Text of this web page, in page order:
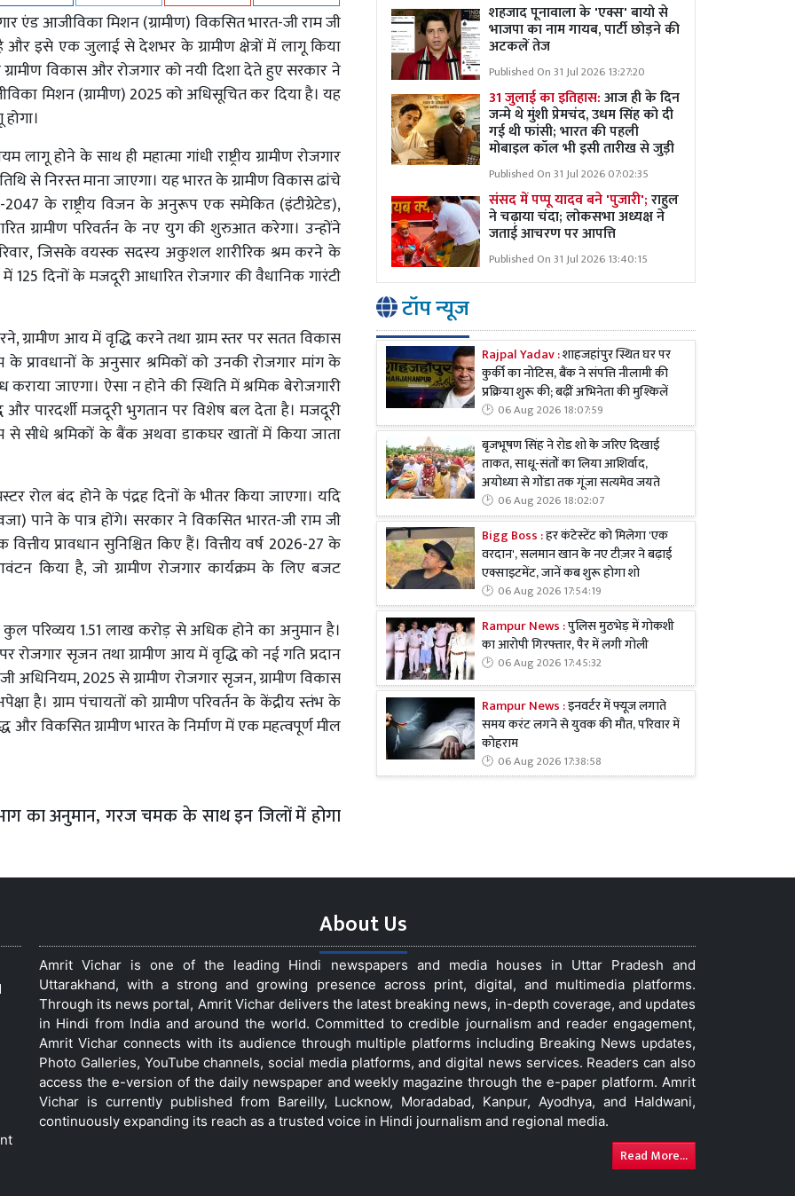
एंड आजीविका मिशन (ग्रामीण) विकसित भारत-जी राम जी
इसे एक जुलाई से देशभर के ग्रामीण क्षेत्रों में लागू किया
विकास और रोजगार को नयी दिशा देते हुए सरकार ने
मिशन (ग्रामीण) 2025 को अधिसूचित कर दिया है। यह
होने के साथ ही महात्मा गांधी राष्ट्रीय ग्रामीण रोजगार
से निरस्त माना जाएगा। यह भारत के ग्रामीण विकास ढांचे
के राष्ट्रीय विजन के अनुरूप एक समेकित (इंटीग्रेटेड),
ग्रामीण परिवर्तन के नए युग की शुरुआत करेगा। उन्होंने
जिसके वयस्क सदस्य अकुशल शारीरिक श्रम करने के
125 दिनों के मजदूरी आधारित रोजगार की वैधानिक गारंटी
ग्रामीण आय में वृद्धि करने तथा ग्राम स्तर पर सतत विकास
प्रावधानों के अनुसार श्रमिकों को उनकी रोजगार मांग के
जाएगा। ऐसा न होने की स्थिति में श्रमिक बेरोजगारी
पारदर्शी मजदूरी भुगतान पर विशेष बल देता है। मजदूरी
से सीधे श्रमिकों के बैंक अथवा डाकघर खातों में किया जाता
रोल बंद होने के पंद्रह दिनों के भीतर किया जाएगा। यदि
पाने के पात्र होंगे। सरकार ने विकसित भारत-जी राम जी
प्रावधान सुनिश्चित किए हैं। वित्तीय वर्ष 2026-27 के
किया है, जो ग्रामीण रोजगार कार्यक्रम के लिए बजट
कुल परिव्यय 1.51 लाख करोड़ से अधिक होने का अनुमान है।
सृजन तथा ग्रामीण आय में वृद्धि को नई गति प्रदान
2025 से ग्रामीण रोजगार सृजन, ग्रामीण विकास
है। ग्राम पंचायतों को ग्रामीण परिवर्तन के केंद्रीय स्तंभ के
विकसित ग्रामीण भारत के निर्माण में एक महत्वपूर्ण मील
का अनुमान, गरज चमक के साथ इन जिलों में होगा
शहजाद पूनावाला के 'एक्स' बायो से
भाजपा का नाम गायब, पार्टी छोड़ने की
अटकलें तेज
Published On 31 Jul 2026 13:27:20
31 जुलाई का इतिहास:आज ही के दिन
जन्मे थे मुंशी प्रेमचंद, उधम सिंह को दी
गई थी फांसी; भारत की पहली
मोबाइल कॉल भी इसी तारीख से जुड़ी
Published On 31 Jul 2026 07:02:35
संसद में पप्पू यादव बने 'पुजारी';राहुल
ने चढ़ाया चंदा; लोकसभा अध्यक्ष ने
जताई आचरण पर आपत्ति
Published On 31 Jul 2026 13:40:15
टॉप न्यूज
Rajpal Yadav :शाहजहांपुर स्थित घर पर
कुर्की का नोटिस, बैंक ने संपत्ति नीलामी की
प्रक्रिया शुरू की; बढ़ीं अभिनेता की मुश्किलें
06 Aug 2026 18:07:59
बृजभूषण सिंह ने रोड शो के जरिए दिखाई
ताकत, साधू-संतों का लिया आशिर्वाद,
अयोध्या से गोंडा तक गूंजा सत्यमेव जयते
06 Aug 2026 18:02:07
Bigg Boss :हर कंटेस्टेंट को मिलेगा 'एक
वरदान', सलमान खान के नए टीज़र ने बढ़ाई
एक्साइटमेंट, जानें कब शुरू होगा शो
06 Aug 2026 17:54:19
Rampur News :पुलिस मुठभेड़ में गोकशी
का आरोपी गिरफ्तार, पैर में लगी गोली
06 Aug 2026 17:45:32
Rampur News :इनवर्टर में फ्यूज लगाते
समय करंट लगने से युवक की मौत, परिवार में
कोहराम
06 Aug 2026 17:38:58
About Us
Amrit Vichar is one of the leading Hindi newspapers and media houses in Uttar Pradesh and
Uttarakhand, with a strong and growing presence across print, digital, and multimedia platforms.
Through its news portal, Amrit Vichar delivers the latest breaking news, in-depth coverage, and updates
in Hindi from India and around the world. Committed to credible journalism and reader engagement,
Amrit Vichar connects with its audience through multiple platforms including Breaking News updates,
Photo Galleries, YouTube channels, social media platforms, and digital news services. Readers can also
access the e-version of the daily newspaper and weekly magazine through the e-paper platform. Amrit
Vichar is currently published from Bareilly, Lucknow, Moradabad, Kanpur, Ayodhya, and Haldwani,
continuously expanding its reach as a trusted voice in Hindi journalism and regional media.
Read More...